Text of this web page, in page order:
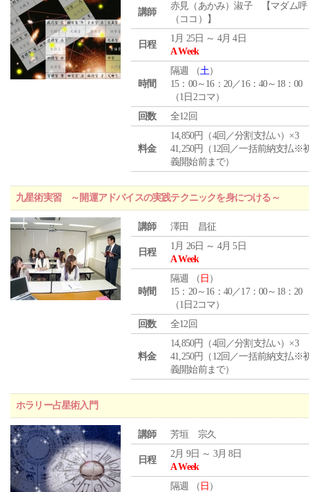
講師
赤見（あかみ）淑子 【マダム呼
（ココ）】
日程
1月 25日 ～ 4月 4日
A Week
時間
隔週 （土）
15：00～16：20／16：40～18：00
（1日2コマ）
回数
全12回
料金
14,850円（4回／分割支払い）×3
41,250円（12回／一括前納支払※
義開始前まで）
九星術実習 ～開運アドバイスの実践テクニックを身につける～
講師 澤田 昌征
日程
1月 26日 ～ 4月 5日
A Week
時間
隔週 （ 日 ）
15：20～16：40／17：00～18：20
（1日2コマ）
回数
全12回
料金
14,850円（4回／分割支払い）×3
41,250円（12回／一括前納支払※
義開始前まで）
ホラリー占星術入門
講師 芳垣 宗久
日程
2月 9日 ～ 3月 8日
A Week
隔週 （ 日 ）